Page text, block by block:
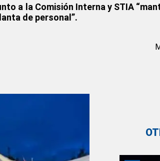
a la Comisión Interna y STIA
de personal”.